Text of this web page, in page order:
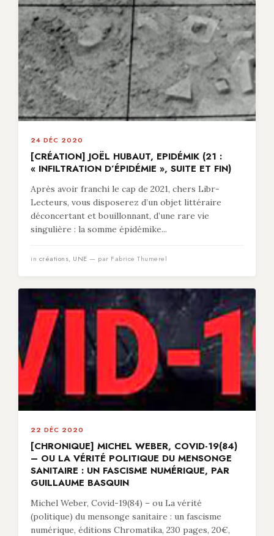
24 DÉC 2020
[CRÉATION] JOËL HUBAUT, EPIDÉMIK (21 :
« INFILTRATION D’ÉPIDÉMIE », SUITE ET FIN)
Après avoir franchi le cap de 2021, chers Libr-
Lecteurs, vous disposerez d’un objet littéraire
déconcertant et bouillonnant, d’une rare vie
singulière : la somme épidémike...
in créations, UNE — par Fabrice Thumerel
22 DÉC 2020
[CHRONIQUE] MICHEL WEBER, COVID-19(84)
– OU LA VÉRITÉ POLITIQUE DU MENSONGE
SANITAIRE : UN FASCISME NUMÉRIQUE, PAR
GUILLAUME BASQUIN
Michel Weber, Covid-19(84) – ou La vérité
(politique) du mensonge sanitaire : un fascisme
numérique, éditions Chromatika, 230 pages, 20€,